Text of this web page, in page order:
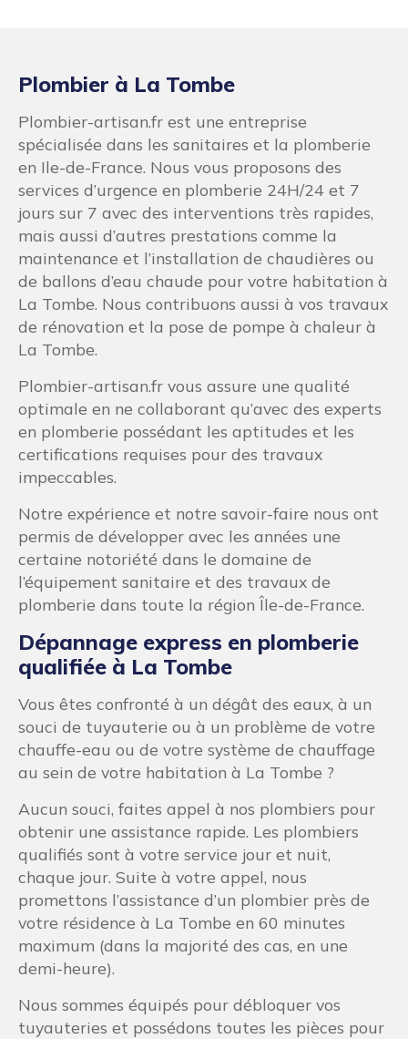
Plombier à La Tombe
Plombier-artisan.fr est une entreprise
spécialisée dans les sanitaires et la plomberie
en Ile-de-France. Nous vous proposons des
services d’urgence en plomberie 24H/24 et 7
jours sur 7 avec des interventions très rapides,
mais aussi d’autres prestations comme la
maintenance et l’installation de chaudières ou
de ballons d’eau chaude pour votre habitation à
La Tombe. Nous contribuons aussi à vos travaux
de rénovation et la pose de pompe à chaleur à
La Tombe.
Plombier-artisan.fr vous assure une qualité
optimale en ne collaborant qu’avec des experts
en plomberie possédant les aptitudes et les
certifications requises pour des travaux
impeccables.
Notre expérience et notre savoir-faire nous ont
permis de développer avec les années une
certaine notoriété dans le domaine de
l’équipement sanitaire et des travaux de
plomberie dans toute la région Île-de-France.
Dépannage express en plomberie
qualifiée à La Tombe
Vous êtes confronté à un dégât des eaux, à un
souci de tuyauterie ou à un problème de votre
chauffe-eau ou de votre système de chauffage
au sein de votre habitation à La Tombe ?
Aucun souci, faites appel à nos plombiers pour
obtenir une assistance rapide. Les plombiers
qualifiés sont à votre service jour et nuit,
chaque jour. Suite à votre appel, nous
promettons l’assistance d’un plombier près de
votre résidence à La Tombe en 60 minutes
maximum (dans la majorité des cas, en une
demi-heure).
Nous sommes équipés pour débloquer vos
tuyauteries et possédons toutes les pièces pour